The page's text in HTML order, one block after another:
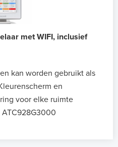
met WIFI, inclusief
kan worden gebruikt als
en
voor elke ruimte